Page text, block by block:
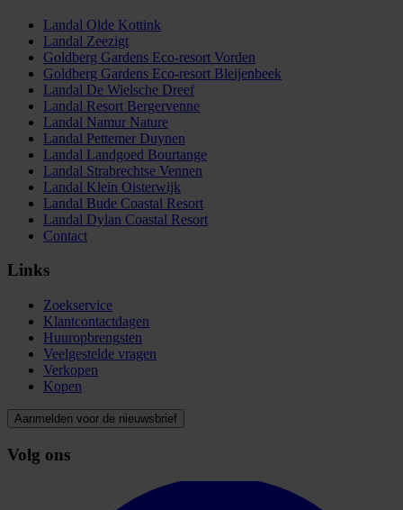
Landal Olde Kottink
Landal Zeezigt
Goldberg Gardens Eco-resort Vorden
Goldberg Gardens Eco-resort Bleijenbeek
Landal De Wielsche Dreef
Landal Resort Bergervenne
Landal Namur Nature
Landal Pettemer Duynen
Landal Landgoed Bourtange
Landal Strabrechtse Vennen
Landal Klein Oisterwijk
Landal Bude Coastal Resort
Landal Dylan Coastal Resort
Contact
Links
Zoekservice
Klantcontactdagen
Huuropbrengsten
Veelgestelde vragen
Verkopen
Kopen
Aanmelden voor de nieuwsbrief
Volg ons